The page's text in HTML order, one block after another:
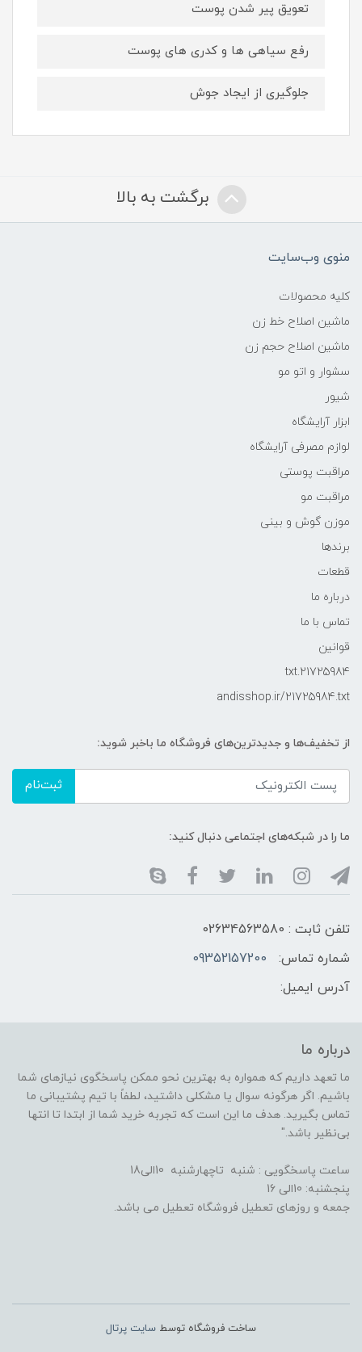
تعویق پیر شدن پوست
رفع سیاهی ها و کدری های پوست
جلوگیری از ایجاد جوش
برگشت به بالا
منوی وب‌سایت
کلیه محصولات
ماشین اصلاح خط زن
ماشین اصلاح حجم زن
سشوار و اتو مو
شیور
ابزار آرایشگاه
لوازم مصرفی آرایشگاه
مراقبت پوستی
مراقبت مو
موزن گوش و بینی
برندها
قطعات
درباره ما
تماس با ما
قوانین
21725984.txt
andisshop.ir/21725984.txt
از تخفیف‌ها و جدیدترین‌های فروشگاه ما باخبر شوید:
ثبت‌نام
ما را در شبکه‌های اجتماعی دنبال کنید:
تلفن ثابت : 02634563580
شماره تماس:
09352157200
آدرس ایمیل:
درباره ما
ما تعهد داریم که همواره به بهترین نحو ممکن پاسخگوی نیازهای شما
باشیم. اگر هرگونه سوال یا مشکلی داشتید، لطفاً با تیم پشتیبانی ما
تماس بگیرید. هدف ما این است که تجربه خرید شما از ابتدا تا انتها
بی‌نظیر باشد."
ساعت پاسخگویی : شنبه تاچهارشنبه 10الی18
پنجشنبه: 10الی 16
جمعه و روزهای تعطیل فروشگاه تعطیل می باشد.
ساخت فروشگاه توسط سایت پرتال